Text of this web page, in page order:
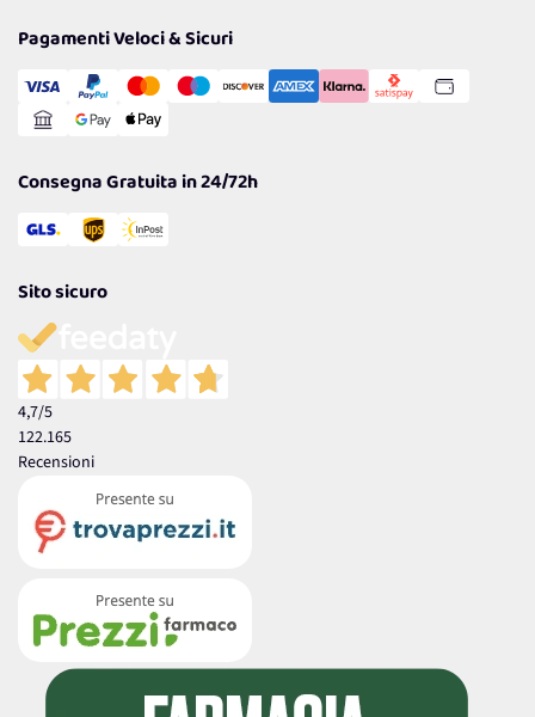
Cookie Policy
Gestisci Cookie
Reso Facile e Veloce
Pagamenti Veloci & Sicuri
Consegna Gratuita in 24/72h
Sito sicuro
4,7/5
122.165
Recensioni